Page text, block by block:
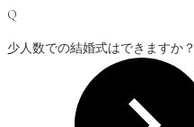
Q
少人数での結婚式はできますか？